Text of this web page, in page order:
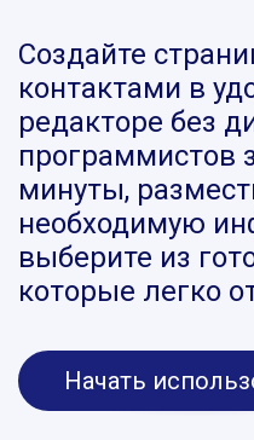
Создайте
контактами в
редакторе без
программистов
минуты,
необходимую
выберите из
которые легко
Начать